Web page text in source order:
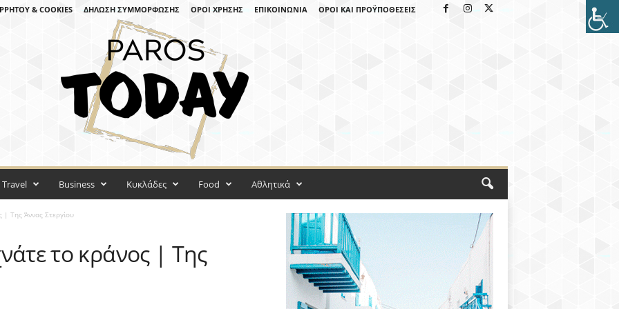
& COOKIES ΔΉΛΩΣΗ ΣΥΜΜΌΡΦΩΣΗΣ ΌΡΟΙ ΧΡΉΣΗΣ ΕΠΙΚΟΙΝΩΝΊΑ ΌΡΟΙ ΚΑΙ ΠΡΟΫΠΟΘΈΣΕΙΣ
Travel Business Κυκλάδες Food Αθλητικά
| Της Άννας Στεργίου
το κράνος | Της